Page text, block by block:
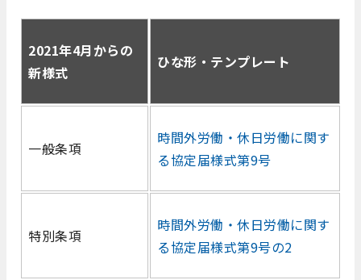
2021年4月からの
新様式
ひな形・テンプレート
一般条項
時間外労働・休日労働に関す
る協定届様式第9号
特別条項
時間外労働‧休⽇労働に関す
る協定届様式第9号の2